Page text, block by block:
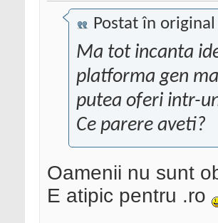
Postat în original
Ma tot incanta
platforma gen
putea oferi intr-
Ce parere aveti?
Oamenii nu sunt
E atipic pentru .ro